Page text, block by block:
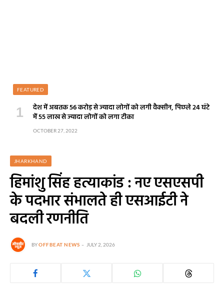
FEATURED
देश में अबतक 56 करोड़ से ज्यादा लोगों को लगी वैक्सीन, पिछले 24 घंटे
में 55 लाख से ज्यादा लोगों को लगा टीका
OCTOBER 27, 2022
JHARKHAND
हिमांशु सिंह हत्याकांड : नए एसएसपी
के पदभार संभालते ही एसआईटी ने
बदली रणनीति
BYOFFBEAT NEWS JULY 2, 2026